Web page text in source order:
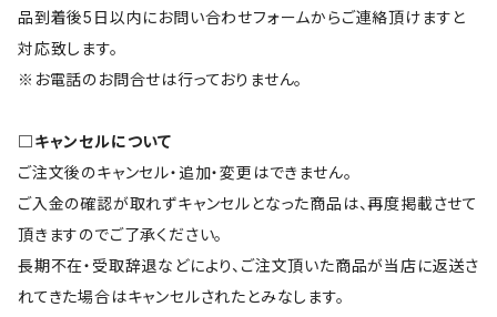
品到着後5日以内にお問い合わせフォームからご連絡頂けますと
対応致します。
※お電話のお問合せは行っておりません。
□キャンセルについて
ご注文後のキャンセル・追加・変更はできません。
ご入金の確認が取れずキャンセルとなった商品は、再度掲載させて
頂きますのでご了承ください。
長期不在・受取辞退などにより、ご注文頂いた商品が当店に返送さ
れてきた場合はキャンセルされたとみなします。